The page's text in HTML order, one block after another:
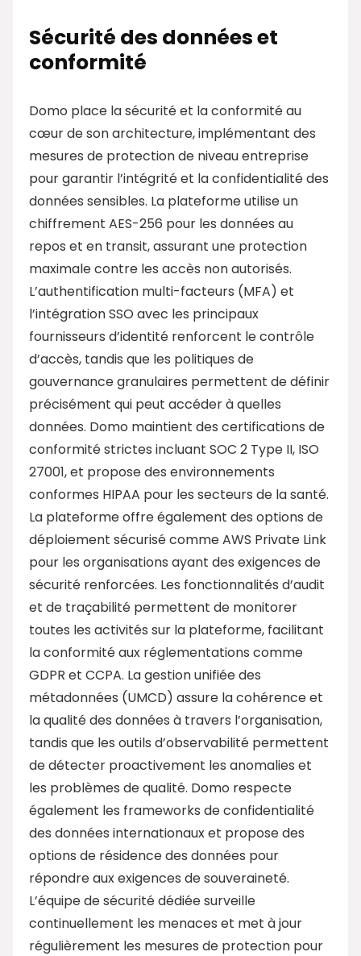
Sécurité des données et
conformité
Domo place la sécurité et la conformité au
cœur de son architecture, implémentant des
mesures de protection de niveau entreprise
pour garantir l’intégrité et la confidentialité des
données sensibles. La plateforme utilise un
chiffrement AES-256 pour les données au
repos et en transit, assurant une protection
maximale contre les accès non autorisés.
L’authentification multi-facteurs (MFA) et
l’intégration SSO avec les principaux
fournisseurs d’identité renforcent le contrôle
d’accès, tandis que les politiques de
gouvernance granulaires permettent de définir
précisément qui peut accéder à quelles
données. Domo maintient des certifications de
conformité strictes incluant SOC 2 Type II, ISO
27001, et propose des environnements
conformes HIPAA pour les secteurs de la santé.
La plateforme offre également des options de
déploiement sécurisé comme AWS Private Link
pour les organisations ayant des exigences de
sécurité renforcées. Les fonctionnalités d’audit
et de traçabilité permettent de monitorer
toutes les activités sur la plateforme, facilitant
la conformité aux réglementations comme
GDPR et CCPA. La gestion unifiée des
métadonnées (UMCD) assure la cohérence et
la qualité des données à travers l’organisation,
tandis que les outils d’observabilité permettent
de détecter proactivement les anomalies et
les problèmes de qualité. Domo respecte
également les frameworks de confidentialité
des données internationaux et propose des
options de résidence des données pour
répondre aux exigences de souveraineté.
L’équipe de sécurité dédiée surveille
continuellement les menaces et met à jour
régulièrement les mesures de protection pour